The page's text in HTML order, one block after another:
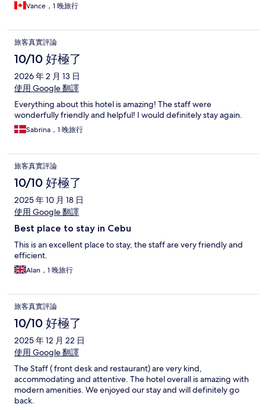
Vance，1 晚旅行
旅客真實評論
10/10 好極了
2026 年 2 月 13 日
使用 Google 翻譯
Everything about this hotel is amazing! The staff were
wonderfully friendly and helpful! I would definitely stay again.
Sabrina，1 晚旅行
旅客真實評論
10/10 好極了
2025 年 10 月 18 日
使用 Google 翻譯
Best place to stay in Cebu
This is an excellent place to stay, the staff are very friendly and
efficient.
Alan，1 晚旅行
旅客真實評論
10/10 好極了
2025 年 12 月 22 日
使用 Google 翻譯
The Staff ( front desk and restaurant) are very kind,
accommodating and attentive. The hotel overall is amazing with
modern amenities. We enjoyed our stay and will definitely go
back.